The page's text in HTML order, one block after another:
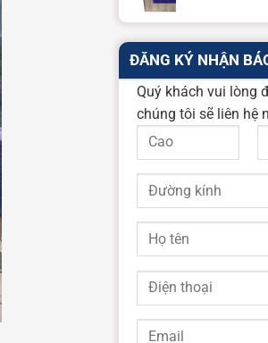
ĐĂNG KÝ NHẬN
Quý khách vui lòng
chúng tôi sẽ liên hệ